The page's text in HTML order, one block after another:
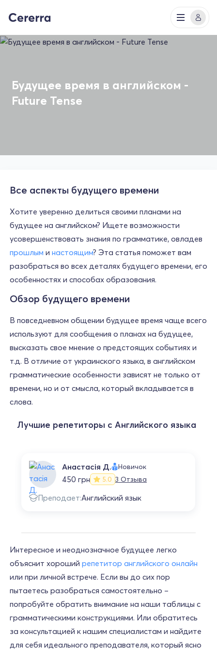
Будущее время в английском -
Future Tense
Все аспекты будущего времени
Хотите уверенно делиться своими планами на
будущее на английском? Ищете возможности
усовершенствовать знания по грамматике, овладев
прошлым и настоящим? Эта статья поможет вам
разобраться во всех деталях будущего времени, его
особенностях и способах образования.
Обзор будущего времени
В повседневном общении будущее время чаще всего
используют для сообщения о планах на будущее,
высказать свое мнение о предстоящих событиях и
т.д. В отличие от украинского языка, в английском
грамматические особенности зависят не только от
времени, но и от смысла, который вкладывается в
слова.
Лучшие репетиторы с Английского языка
Анастасія Д. Новичок
450 грн 5.0 3 Отзыва
Преподает:Английский язык
Интересное и неоднозначное будущее легко
объяснит хороший репетитор английского онлайн
или при личной встрече. Если вы до сих пор
пытаетесь разобраться самостоятельно –
попробуйте обратить внимание на наши таблицы с
грамматическими конструкциями. Или обратитесь
за консультацией к нашим специалистам и найдите
для себя идеального преподавателя, который ясно